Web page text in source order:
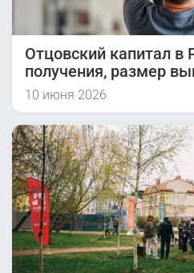
Отцовский капитал в
получения, размер
инициатива на 2026 год
10 июня 2026